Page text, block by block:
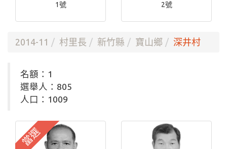
1號
2號
2014-11 村里長 新竹縣 寶山鄉 深井村
名額：1
選舉人：805
人口：1009
當選